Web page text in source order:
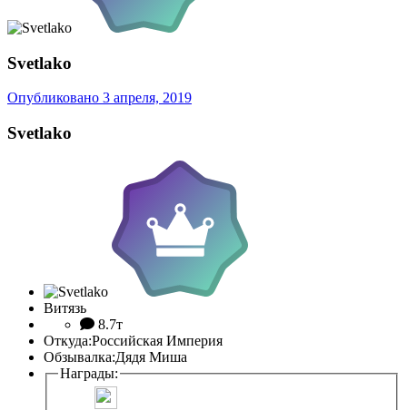
Svetlako
Опубликовано 3 апреля, 2019
Svetlako
Витязь
8.7т
Откуда:Российская Империя
Обзывалка:Дядя Миша
Награды: